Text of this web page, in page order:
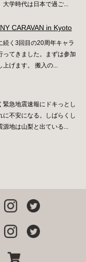
大学時代は日本で過ご...
CARAVAN in Kyoto
続く3回目の20周年キャラ
ってきました。まずは参加
上げます。 搬入の...
急地震速報にドキっとし
不安になる。しばらくし
源地は山梨と出ている...